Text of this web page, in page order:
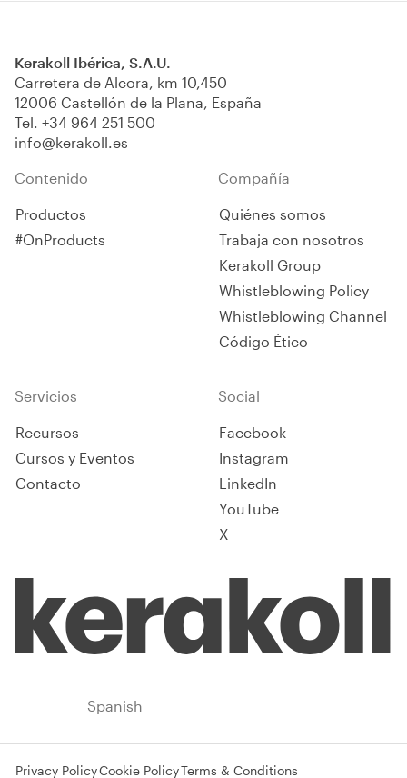
Kerakoll Ibérica, S.A.U.
Carretera de Alcora, km 10,450
12006 Castellón de la Plana, España
Tel. +34 964 251 500
info@kerakoll.es
Contenido
Productos
#OnProducts
Compañía
Quiénes somos
Trabaja con nosotros
Kerakoll Group
Whistleblowing Policy
Whistleblowing Channel
Código Ético
Servicios
Recursos
Cursos y Eventos
Contacto
Social
Facebook
Instagram
LinkedIn
YouTube
X
Spanish
Privacy PolicyCookie PolicyTerms & Conditions